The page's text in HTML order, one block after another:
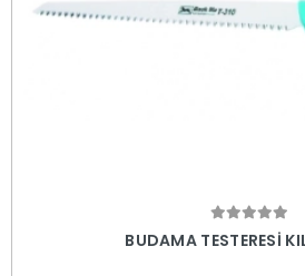
Sepete Ekle
BUDAMA TESTERESİ